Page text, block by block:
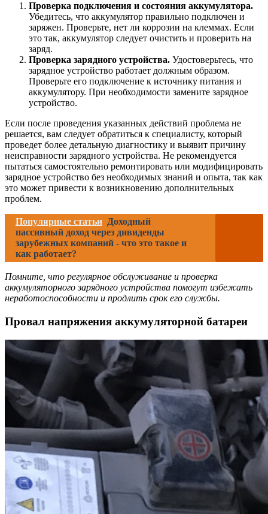
Проверка подключения и состояния аккумулятора.
Убедитесь, что аккумулятор правильно подключен и
заряжен. Проверьте, нет ли коррозии на клеммах. Если
это так, аккумулятор следует очистить и проверить на
заряд.
Проверка зарядного устройства. Удостоверьтесь, что
зарядное устройство работает должным образом.
Проверьте его подключение к источнику питания и
аккумулятору. При необходимости замените зарядное
устройство.
Если после проведения указанных действий проблема не
решается, вам следует обратиться к специалисту, который
проведет более детальную диагностику и выявит причину
неисправности зарядного устройства. Не рекомендуется
пытаться самостоятельно ремонтировать или модифицировать
зарядное устройство без необходимых знаний и опыта, так как
это может привести к возникновению дополнительных
проблем.
Популярные статьи Доходный
пассивный доход через дивиденды
зарубежных компаний - что это такое и
как работает?
Помните, что регулярное обслуживание и проверка
аккумуляторного зарядного устройства помогут избежать
неработоспособности и продлить срок его службы.
Провал напряжения аккумуляторной батареи